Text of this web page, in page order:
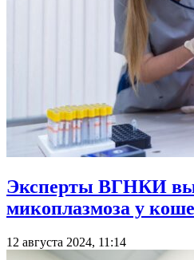
Эксперты ВГНКИ
микоплазмоза у
12 августа 2024, 11:14